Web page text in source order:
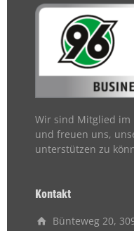
Wir sind Mitglied im
und freuen uns,
unterstützen zu
Kontakt
Bünteweg 20,